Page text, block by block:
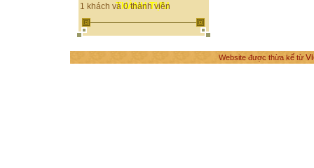
THÀNH TỰU
1 khách và 0 thành viên
Website được thừa kế từ